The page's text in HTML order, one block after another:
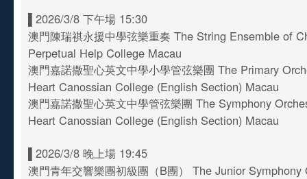
▌2026/3/8 下午場 15:30
澳門陳瑞祺永援中學弦樂重奏 The String Ensemble of
Perpetual Help College Macau
澳門嘉諾撒聖心英文中學小學管弦樂團 The Primary
Heart Canossian College (English Section) Macau
澳門嘉諾撒聖心英文中學管弦樂團 The Symphony
Heart Canossian College (English Section) Macau
▌2026/3/8 晚上場 19:45
澳門青年交響樂團初級團（B團） The Junior Symphony